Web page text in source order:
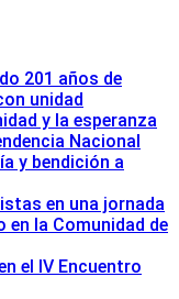
201 años de
unidad
y la esperanza
Nacional
y bendición a
en una jornada
la Comunidad de
el IV Encuentro